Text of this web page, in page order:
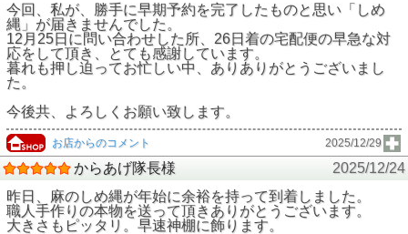
今回、私が、勝手に早期予約を完了したものと思い「しめ
縄」が届きませんでした。
12月25日に問い合わせした所、26日着の宅配便の早急な対
応をして頂き、とても感謝しています。
暮れも押し迫ってお忙しい中、ありありがとうございまし
た。
今後共、よろしくお願い致します。
お店からのコメント 2025/12/29
からあげ隊長様
2025/12/24
昨日、麻のしめ縄が年始に余裕を持って到着しました。
職人手作りの本物を送って頂きありがとうございます。
大きさもピッタリ。早速神棚に飾ります。